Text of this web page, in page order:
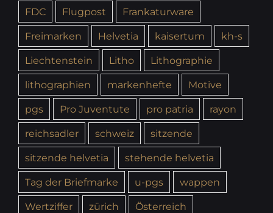
FDC
Flugpost
Frankaturware
Freimarken
Helvetia kaisertum
kh-s
Liechtenstein
Litho
Lithographie
lithographien
markenhefte
Motive
pgs
Pro Juventute pro patria
rayon
reichsadler
schweiz
sitzende
sitzende helvetia
stehende helvetia
Tag der Briefmarke
u-pgs
wappen
Wertziffer
zürich Österreich